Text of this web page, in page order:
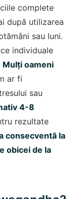
complete
după utilizarea
sau luni.
individuale
Mulți oameni
ar fi
sau
4-8
rezultate
consecventă la
obicei de la